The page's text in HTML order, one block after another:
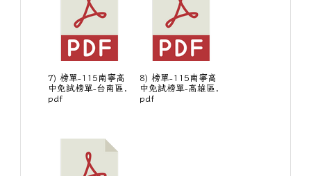
7) 榜單-115南寧高
中免試榜單-台南區.
pdf
8) 榜單-115南寧高
中免試榜單-高雄區.
pdf